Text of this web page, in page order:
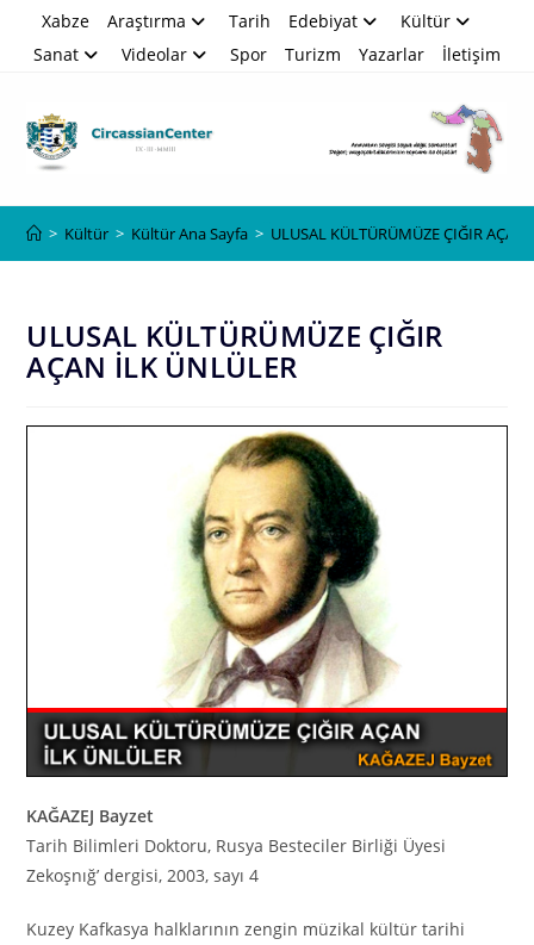
Xabze Araştırma Tarih Edebiyat
Kültür
Sanat
Videolar Spor Turizm Yazarlar İletişim
> Kültür > Kültür Ana Sayfa > ULUSAL KÜLTÜRÜMÜZE ÇIĞIR AÇAN
ULUSAL KÜLTÜRÜMÜZE ÇIĞIR
AÇAN İLK ÜNLÜLER
KAĞAZEJ Bayzet
Tarih Bilimleri Doktoru, Rusya Besteciler Birliği Üyesi
Zekoşnığ’ dergisi, 2003, sayı 4
Kuzey Kafkasya halklarının zengin müzikal kültür tarihi